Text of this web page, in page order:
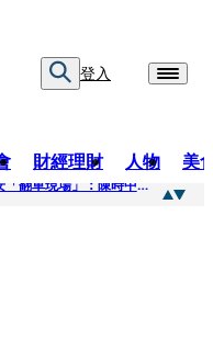
登入
財經理財 人物 美
慈濟買BNT遭詐10.6億！ 醫揭蔣萬安「翻車現場」：陳時中當年是阻止被騙